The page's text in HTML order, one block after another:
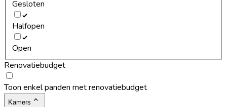
Gesloten
Halfopen
Open
Renovatiebudget
Toon enkel panden met renovatiebudget
Kamers